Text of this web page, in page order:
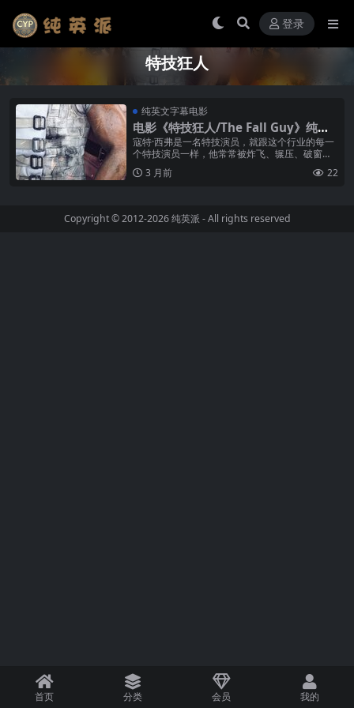
登录
特技狂人
纯英文字幕电影
电影《特技狂人/The Fall Guy》纯英
文字幕高清MP4下载
寇特·西弗是一名特技演员，就跟这个行业的每一
个特技演员一样，他常常被炸飞、辗压、破窗而
出以及从高处坠落地面，全都是为了娱乐观众。
如今，他才刚因为意外受伤几乎被迫...
3 月前 22
Copyright © 2012-2026纯英派 - All rights reserved
首页 分类 会员 我的